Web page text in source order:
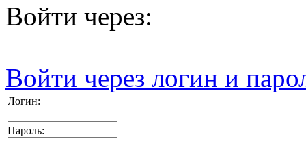
Войти через:
Войти через логин и
Логин:
Пароль: